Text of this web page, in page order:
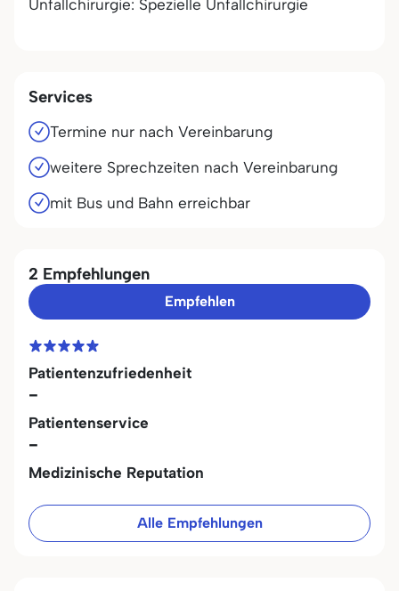
Unfallchirurgie: Spezielle Unfallchirurgie
Services
Termine nur nach Vereinbarung
weitere Sprechzeiten nach Vereinbarung
mit Bus und Bahn erreichbar
2 Empfehlungen
Empfehlen
Patientenzufriedenheit
-
Patientenservice
-
Medizinische Reputation
Alle Empfehlungen